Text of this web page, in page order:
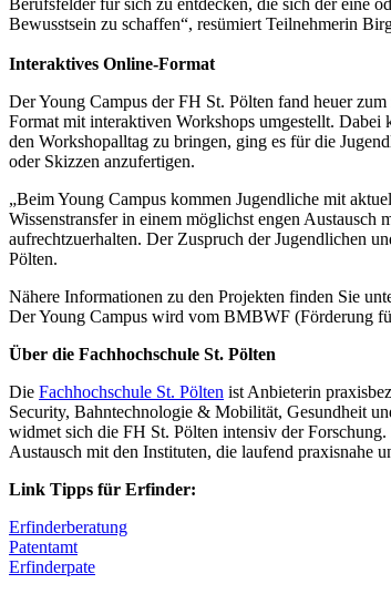
Berufsfelder für sich zu entdecken, die sich der eine
Bewusstsein zu schaffen“, resümiert Teilnehmerin
Interaktives Online-Format
Der Young Campus der FH St. Pölten fand heuer
Format mit interaktiven Workshops umgestellt.
den Workshopalltag zu bringen, ging es für die
oder Skizzen anzufertigen.
„Beim Young Campus kommen Jugendliche mit
Wissenstransfer in einem möglichst engen
aufrechtzuerhalten. Der Zuspruch der Jugendlichen
Pölten.
Nähere Informationen zu den Projekten finden Sie
Der Young Campus wird vom BMBWF (Förderung
Über die Fachhochschule St. Pölten
Die Fachhochschule St. Pölten ist Anbieterin
Security, Bahntechnologie & Mobilität, Gesundheit
widmet sich die FH St. Pölten intensiv der
Austausch mit den Instituten, die laufend praxisnahe
Link Tipps für Erfinder:
Erfinderberatung
Patentamt
Erfinderpate